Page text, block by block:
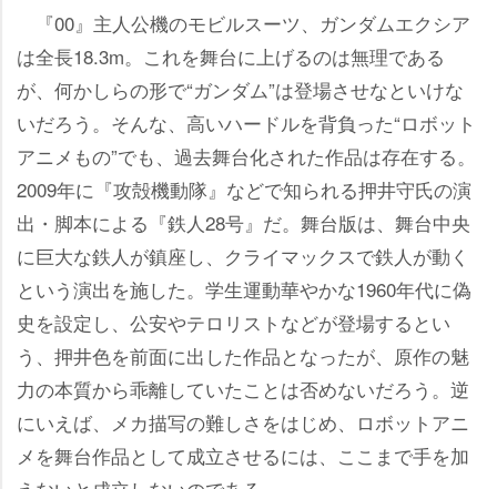
『00』主人公機のモビルスーツ、ガンダムエクシア
は全長18.3m。これを舞台に上げるのは無理である
が、何かしらの形で“ガンダム”は登場させなといけな
いだろう。そんな、高いハードルを背負った“ロボット
アニメもの”でも、過去舞台化された作品は存在する。
2009年に『攻殻機動隊』などで知られる押井守氏の演
出・脚本による『鉄人28号』だ。舞台版は、舞台中央
に巨大な鉄人が鎮座し、クライマックスで鉄人が動く
という演出を施した。学生運動華やかな1960年代に偽
史を設定し、公安やテロリストなどが登場するとい
う、押井色を前面に出した作品となったが、原作の魅
力の本質から乖離していたことは否めないだろう。逆
にいえば、メカ描写の難しさをはじめ、ロボットアニ
メを舞台作品として成立させるには、ここまで手を加